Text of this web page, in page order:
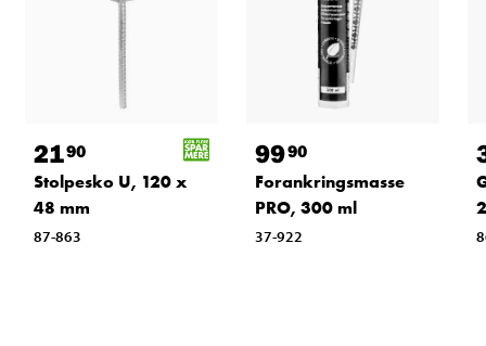
2190
Stolpesko U, 120 x
48 mm
87-863
9990
Forankringsmasse
PRO, 300 ml
37-922